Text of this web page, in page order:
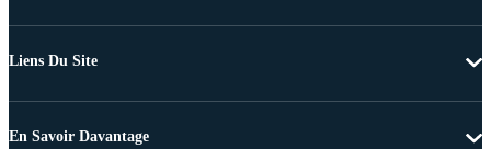
Liens Du Site
En Savoir Davantage